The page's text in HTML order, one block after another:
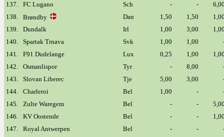
137.
FC Lugano Sch - -
138.
Brøndby Dan 1,50 1,50
139.
Dundalk Irl 1,00 3,00
140.
Spartak Trnava Svk 1,00 1,00
141.
F91 Dudelange Lux 0,25 1,00
142.
Osmanlispor Tyr - 8,00
143.
Slovan Liberec Tje 5,00 3,00
144.
Charleroi Bel 1,00 -
145.
Zulte Waregem Bel - -
146.
KV Oostende Bel - -
147.
Royal Antwerpen Bel - -